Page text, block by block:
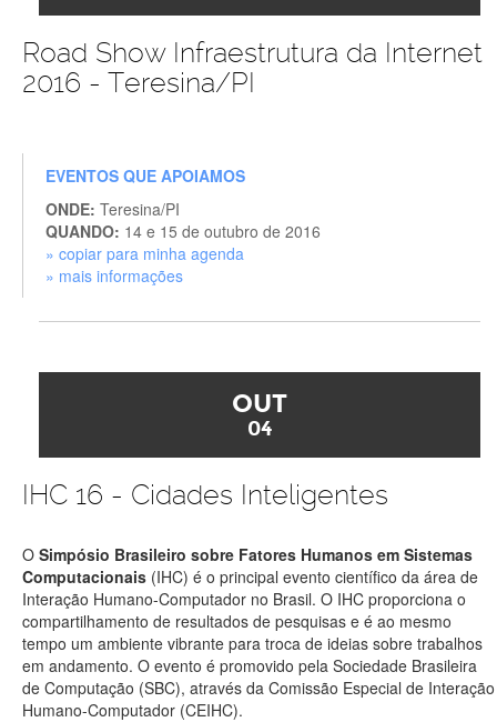
Road Show Infraestrutura da Internet
2016 - Teresina/PI
EVENTOS QUE APOIAMOS
ONDE: Teresina/PI
QUANDO: 14 e 15 de outubro de 2016
» copiar para minha agenda
» mais informações
OUT
04
IHC 16 - Cidades Inteligentes
O Simpósio Brasileiro sobre Fatores Humanos em Sistemas
Computacionais (IHC) é o principal evento científico da área de
Interação Humano-Computador no Brasil. O IHC proporciona o
compartilhamento de resultados de pesquisas e é ao mesmo
tempo um ambiente vibrante para troca de ideias sobre trabalhos
em andamento. O evento é promovido pela Sociedade Brasileira
de Computação (SBC), através da Comissão Especial de Interação
Humano-Computador (CEIHC).